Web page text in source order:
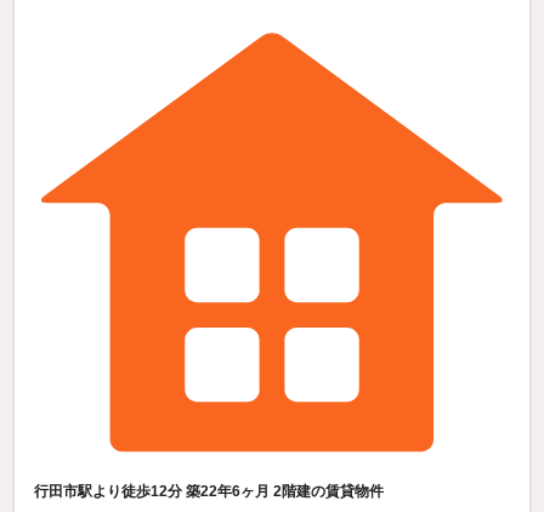
行田市駅より徒歩12分 築22年6ヶ月 2階建の賃貸物件